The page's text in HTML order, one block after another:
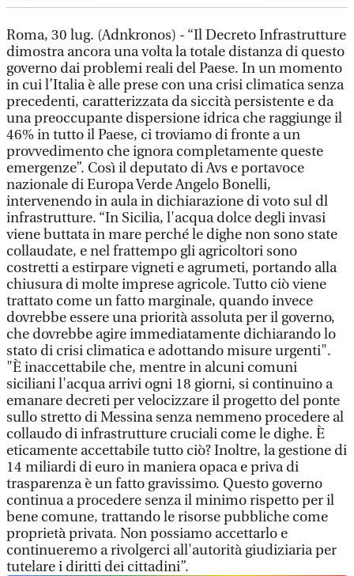
Roma, 30 lug. (Adnkronos) - “Il Decreto Infrastrutture
dimostra ancora una volta la totale distanza di questo
governo dai problemi reali del Paese. In un momento
in cui l’Italia è alle prese con una crisi climatica senza
precedenti, caratterizzata da siccità persistente e da
una preoccupante dispersione idrica che raggiunge il
46% in tutto il Paese, ci troviamo di fronte a un
provvedimento che ignora completamente queste
emergenze”. Così il deputato di Avs e portavoce
nazionale di Europa Verde Angelo Bonelli,
intervenendo in aula in dichiarazione di voto sul dl
infrastrutture. “In Sicilia, l'acqua dolce degli invasi
viene buttata in mare perché le dighe non sono state
collaudate, e nel frattempo gli agricoltori sono
costretti a estirpare vigneti e agrumeti, portando alla
chiusura di molte imprese agricole. Tutto ciò viene
trattato come un fatto marginale, quando invece
dovrebbe essere una priorità assoluta per il governo,
che dovrebbe agire immediatamente dichiarando lo
stato di crisi climatica e adottando misure urgenti".
"È inaccettabile che, mentre in alcuni comuni
siciliani l'acqua arrivi ogni 18 giorni, si continuino a
emanare decreti per velocizzare il progetto del ponte
sullo stretto di Messina senza nemmeno procedere al
collaudo di infrastrutture cruciali come le dighe. È
eticamente accettabile tutto ciò? Inoltre, la gestione di
14 miliardi di euro in maniera opaca e priva di
trasparenza è un fatto gravissimo. Questo governo
continua a procedere senza il minimo rispetto per il
bene comune, trattando le risorse pubbliche come
proprietà privata. Non possiamo accettarlo e
continueremo a rivolgerci all'autorità giudiziaria per
tutelare i diritti dei cittadini”.